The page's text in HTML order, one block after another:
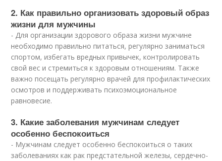
2. Как правильно организовать здоровый образ
жизни для мужчины
- Для организации здорового образа жизни мужчине
необходимо правильно питаться, регулярно заниматься
спортом, избегать вредных привычек, контролировать
свой вес и стремиться к здоровым отношениям. Также
важно посещать регулярно врачей для профилактических
осмотров и поддерживать психоэмоциональное
равновесие.
3. Какие заболевания мужчинам следует
особенно беспокоиться
- Мужчинам следует особенно беспокоиться о таких
заболеваниях как рак предстательной железы, сердечно-